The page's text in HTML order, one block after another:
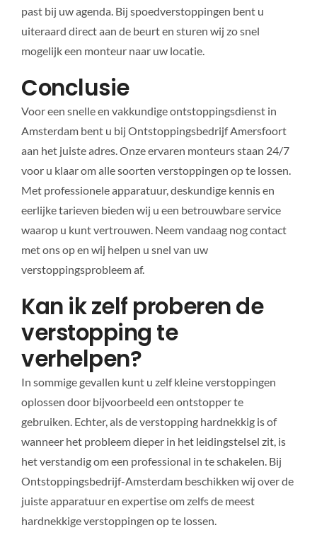
past bij uw agenda. Bij spoedverstoppingen bent u
uiteraard direct aan de beurt en sturen wij zo snel
mogelijk een monteur naar uw locatie.
Conclusie
Voor een snelle en vakkundige ontstoppingsdienst in
Amsterdam bent u bij Ontstoppingsbedrijf Amersfoort
aan het juiste adres. Onze ervaren monteurs staan 24/7
voor u klaar om alle soorten verstoppingen op te lossen.
Met professionele apparatuur, deskundige kennis en
eerlijke tarieven bieden wij u een betrouwbare service
waarop u kunt vertrouwen. Neem vandaag nog contact
met ons op en wij helpen u snel van uw
verstoppingsprobleem af.
Kan ik zelf proberen de
verstopping te
verhelpen?
In sommige gevallen kunt u zelf kleine verstoppingen
oplossen door bijvoorbeeld een ontstopper te
gebruiken. Echter, als de verstopping hardnekkig is of
wanneer het probleem dieper in het leidingstelsel zit, is
het verstandig om een professional in te schakelen. Bij
Ontstoppingsbedrijf-Amsterdam beschikken wij over de
juiste apparatuur en expertise om zelfs de meest
hardnekkige verstoppingen op te lossen.